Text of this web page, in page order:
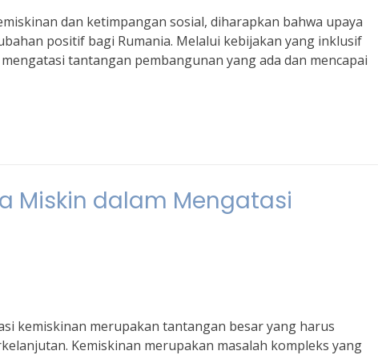
dan ketimpangan sosial, diharapkan bahwa upaya
positif bagi Rumania. Melalui kebijakan yang inklusif
tantangan pembangunan yang ada dan mencapai
Miskin dalam Mengatasi
kemiskinan merupakan tantangan besar yang harus
Kemiskinan merupakan masalah kompleks yang